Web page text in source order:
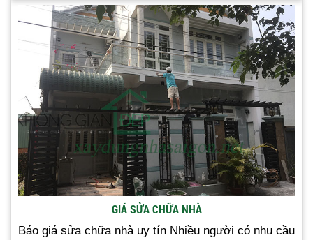
GIÁ SỬA CHỮA NHÀ
Báo giá sửa chữa nhà uy tín Nhiều người có nhu cầu